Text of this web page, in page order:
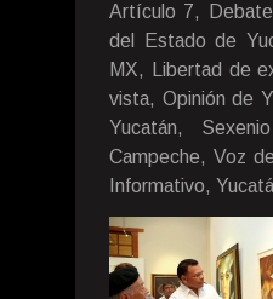
Artículo 7,
del Estado de
MX, Libertad de
vista, Opinión de
Yucatán,
Campeche, Voz
Informativo,